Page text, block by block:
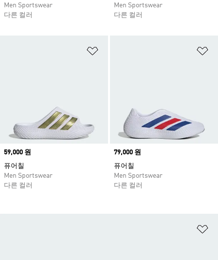
Men Sportswear
다른 컬러
Men Sportswear
다른 컬러
Price
59,000 원
퓨어칠
Men Sportswear
다른 컬러
Price
79,000 원
퓨어칠
Men Sportswear
다른 컬러